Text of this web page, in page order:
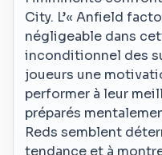
City. L’« Anfield
négligeable dans
inconditionnel des
joueurs une
performer à leur
préparés
Reds semblent
tendance et à